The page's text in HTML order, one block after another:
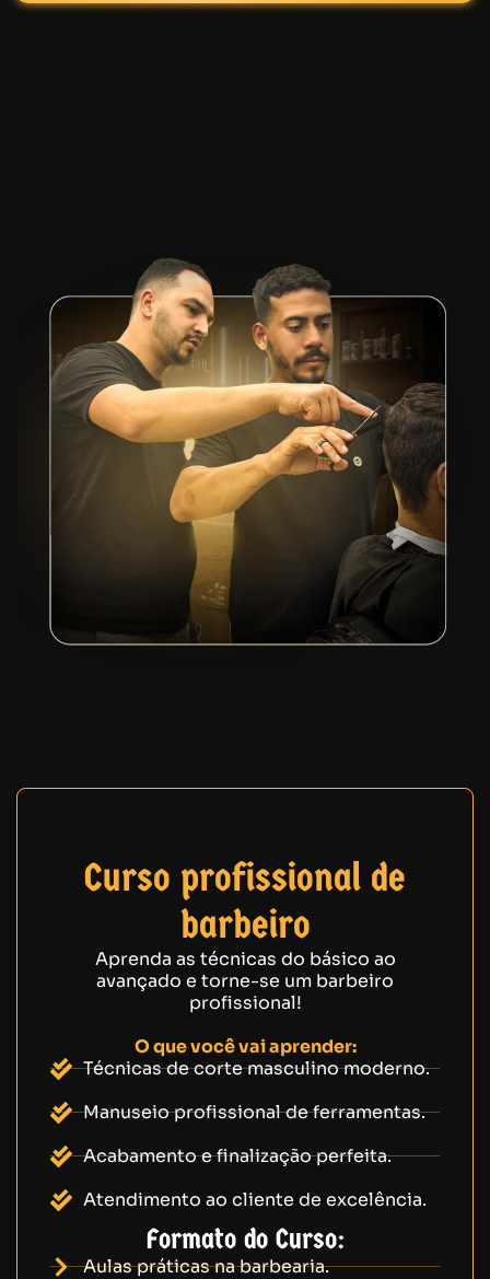
Curso profissional de
barbeiro
Aprenda as técnicas do básico ao
avançado e torne-se um barbeiro
profissional!
O que você vai aprender:
Técnicas de corte masculino moderno.
Manuseio profissional de ferramentas.
Acabamento e finalização perfeita.
Atendimento ao cliente de excelência.
Formato do Curso:
Aulas práticas na barbearia.